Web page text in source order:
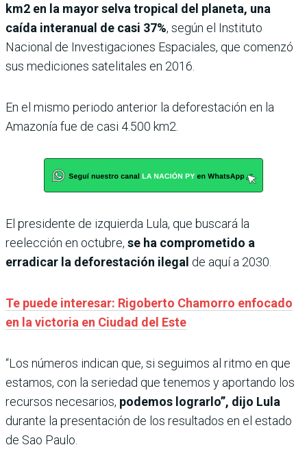
km2 en la mayor selva tropical del planeta, una
caída interanual de casi 37%, según el Instituto
Nacional de Investigaciones Espaciales, que comenzó
sus mediciones satelitales en 2016.
En el mismo periodo anterior la deforestación en la
Amazonía fue de casi 4.500 km2.
El presidente de izquierda Lula, que buscará la
reelección en octubre, se ha comprometido a
erradicar la deforestación ilegal de aquí a 2030.
Te puede interesar: Rigoberto Chamorro enfocado
en la victoria en Ciudad del Este
“Los números indican que, si seguimos al ritmo en que
estamos, con la seriedad que tenemos y aportando los
recursos necesarios, podemos lograrlo”, dijo Lula
durante la presentación de los resultados en el estado
de Sao Paulo.